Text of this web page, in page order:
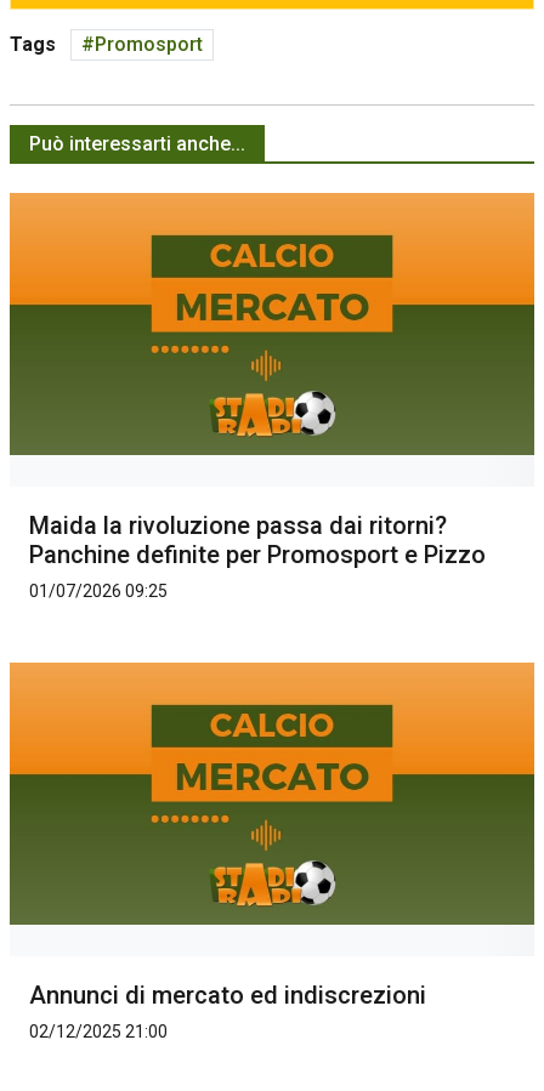
Tags Promosport
Può interessarti anche...
Maida la rivoluzione passa dai ritorni?
Panchine definite per Promosport e Pizzo
01/07/2026 09:25
Annunci di mercato ed indiscrezioni
02/12/2025 21:00